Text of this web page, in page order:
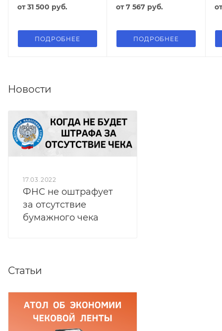
от31 500 руб.
ПОДРОБНЕЕ
от7 567 руб.
ПОДРОБНЕЕ
Новости
17.03.2022
ФНС не оштрафует
за отсутствие
бумажного чека
Статьи